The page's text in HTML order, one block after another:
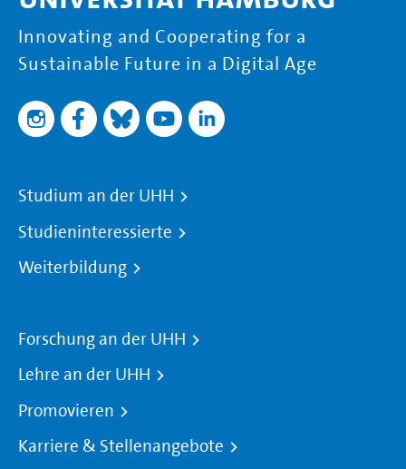
Innovating and Cooperating for a
Sustainable Future in a Digital Age
Studium an der UHH
Studieninteressierte
Weiterbildung
Forschung an der UHH
Lehre an der UHH
Promovieren
Karriere & Stellenangebote